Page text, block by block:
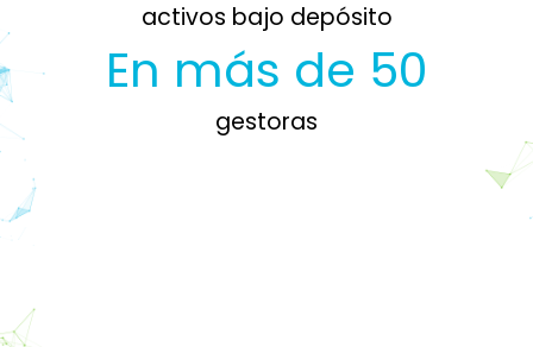
activos bajo depósito
En más de 50
gestoras